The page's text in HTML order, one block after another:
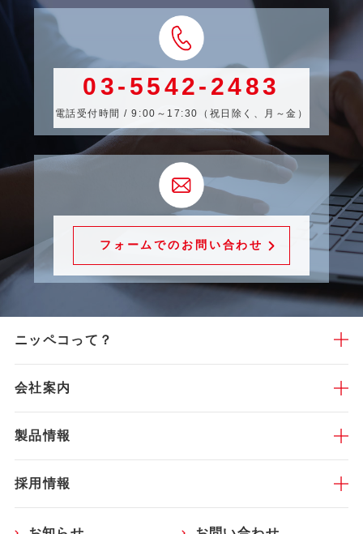
03-5542-2483
電話受付時間 / 9:00～17:30（祝日除く、月～金）
フォームでのお問い合わせ
ニッペコって？
会社案内
製品情報
採用情報